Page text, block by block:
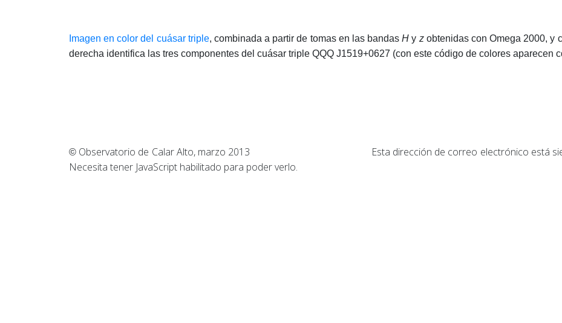
Imagen en color del cuásar triple, combinada a partir de tomas en las bandasH y zobtenidas con Omega 2000, y
derecha identifica las tres componentes del cuásar triple QQQ J1519+0627 (con este código de colores aparecen
© Observatorio de Calar Alto, marzo 2013 Esta dirección de correo electrónico está
Necesita tener JavaScript habilitado para poder verlo.